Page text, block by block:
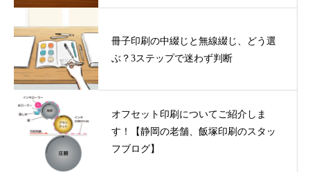
冊子印刷の中綴じと無線綴じ、どう選
ぶ？3ステップで迷わず判断
オフセット印刷についてご紹介しま
す！【静岡の老舗、飯塚印刷のスタッ
フブログ】